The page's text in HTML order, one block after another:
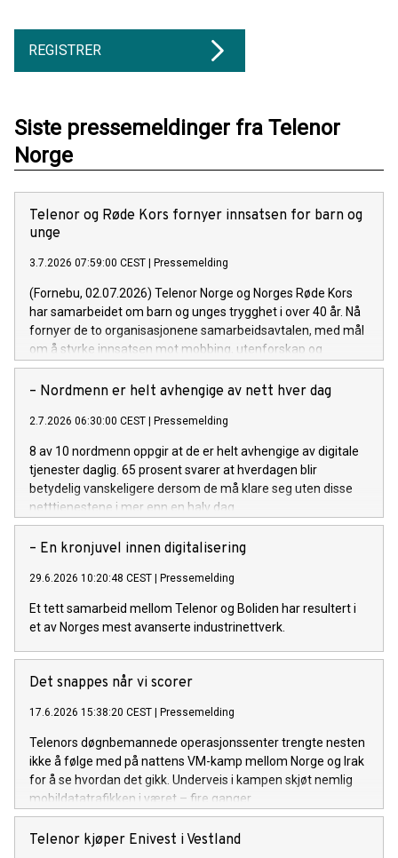
REGISTRER
Siste pressemeldinger fra Telenor
Norge
Telenor og Røde Kors fornyer innsatsen for barn og
unge
3.7.2026 07:59:00 CEST Pressemelding
(Fornebu, 02.07.2026) Telenor Norge og Norges Røde Kors
har samarbeidet om barn og unges trygghet i over 40 år. Nå
fornyer de to organisasjonene samarbeidsavtalen, med mål
om å styrke innsatsen mot mobbing, utenforskap og
psykiske utfordringer i en hverdag som blir stadig mer digital.
– Nordmenn er helt avhengige av nett hver dag
2.7.2026 06:30:00 CEST Pressemelding
8 av 10 nordmenn oppgir at de er helt avhengige av digitale
tjenester daglig. 65 prosent svarer at hverdagen blir
betydelig vanskeligere dersom de må klare seg uten disse
netttjenestene i mer enn en halv dag.
– En kronjuvel innen digitalisering
29.6.2026 10:20:48 CEST Pressemelding
Et tett samarbeid mellom Telenor og Boliden har resultert i
et av Norges mest avanserte industrinettverk.
Det snappes når vi scorer
17.6.2026 15:38:20 CEST Pressemelding
Telenors døgnbemannede operasjonssenter trengte nesten
ikke å følge med på nattens VM-kamp mellom Norge og Irak
for å se hvordan det gikk. Underveis i kampen skjøt nemlig
mobildatatrafikken i været – fire ganger.
Telenor kjøper Enivest i Vestland